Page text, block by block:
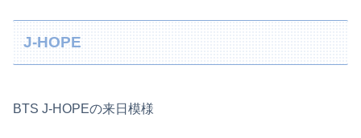
J-HOPE
BTS J-HOPEの来日模様